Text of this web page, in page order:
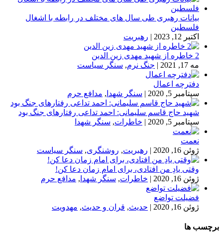
بیانات رهبری طی سال های مختلف در رابطه با اشغال
فلسطین
اکتبر 12, 2023
| رهبریت
2 خاطره از شهید مهدی زین الدین
مه 17, 2021
| جنگ نرم, سنگر سیاست
دفترچه اعمال
سپتامبر 5, 2020
| سنگر شهدا , مدافع حرم
شهید حاج قاسم سلیمانی: احمد تداعی رفتارهای جنگ بود
سپتامبر 5, 2020
| خاطرات, سنگر شهدا
نعمت
ژوئن 16, 2020
| رهبریت, روشنگری, سنگر سیاست
وقتی یادِ من افتادی، برای امام زمان دعا کن!
ژوئن 16, 2020
| خاطرات, سنگر شهدا , مدافع حرم
فضیلت تواضع
ژوئن 16, 2020
| حدیث, قران و حدیث, مهدویت
برچسب ها